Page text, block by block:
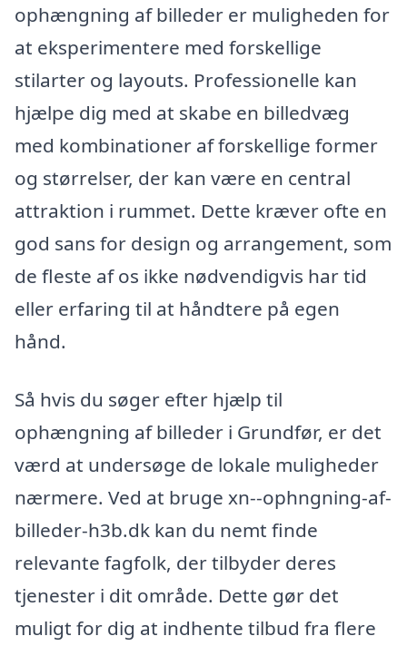
ophængning af billeder er muligheden for
at eksperimentere med forskellige
stilarter og layouts. Professionelle kan
hjælpe dig med at skabe en billedvæg
med kombinationer af forskellige former
og størrelser, der kan være en central
attraktion i rummet. Dette kræver ofte en
god sans for design og arrangement, som
de fleste af os ikke nødvendigvis har tid
eller erfaring til at håndtere på egen
hånd.
Så hvis du søger efter hjælp til
ophængning af billeder i Grundfør, er det
værd at undersøge de lokale muligheder
nærmere. Ved at bruge xn--ophngning-af-
billeder-h3b.dk kan du nemt finde
relevante fagfolk, der tilbyder deres
tjenester i dit område. Dette gør det
muligt for dig at indhente tilbud fra flere